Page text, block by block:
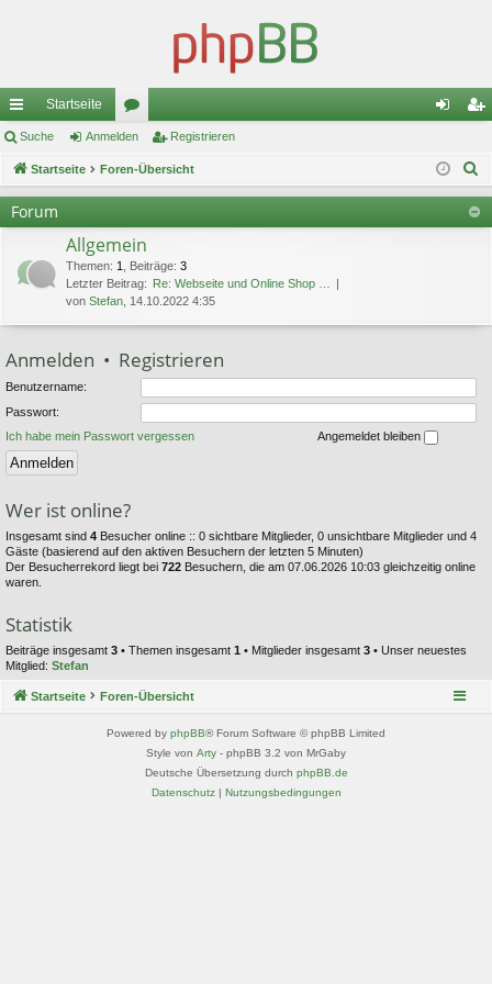
ch
ne
llz
riff
Startseite
or
en m ist
rie
Suche Anmelden Registrieren
Startseite Foren-Übersicht
Forum
Allgemein
Themen: 1 Beiträge: 3
Letzter Beitrag: Re: Webseite und Online Shop …
von Stefan , 14.10.2022 4:35
Anmelden • Registrieren
Benutzername:
Passwort:
Ich habe mein Passwort vergessen
Angemeldet bleiben
Wer ist online?
Insgesamt sind 4 Besucher online :: 0 sichtbare Mitglieder, 0 unsichtbare Mitglieder und 4
Gäste (basierend auf den aktiven Besuchern der letzten 5 Minuten)
Der Besucherrekord liegt bei 722 Besuchern, die am 07.06.2026 10:03 gleichzeitig online
waren.
Statistik
Beiträge insgesamt 3 • Themen insgesamt 1 • Mitglieder insgesamt 3 • Unser neuestes
Mitglied: Stefan
Startseite Foren-Übersicht
Powered by phpBB® Forum Software © phpBB Limited
Style von Arty - phpBB 3.2 von MrGaby
Deutsche Übersetzung durch phpBB.de
Datenschutz| Nutzungsbedingungen